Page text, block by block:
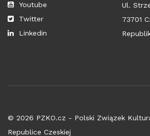
Youtube
Twitter
Linkedin
Ul.
73701
© 2026 PZKO.cz - Polski Związek
Republice Czeskiej